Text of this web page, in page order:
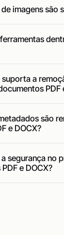
imagens são
suporta a
PDF
são
e DOCX?
segurança no
e DOCX?